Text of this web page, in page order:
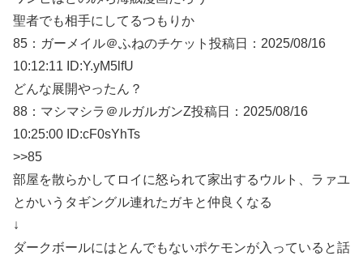
聖者でも相手にしてるつもりか
85： ガーメイル＠ふねのチケット 投稿日：2025/08/16
10:12:11 ID:Y.yM5lfU
どんな展開やったん？
88： マシマシラ＠ルガルガンZ投稿日：2025/08/16
10:25:00 ID:cF0sYhTs
>>85
部屋を散らかしてロイに怒られて家出するウルト、ラァユ
とかいうタギングル連れたガキと仲良くなる
↓
ダークボールにはとんでもないポケモンが入っていると話